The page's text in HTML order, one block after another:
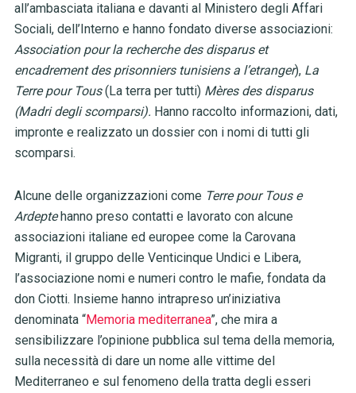
all’ambasciata italiana e davanti al Ministero degli Affari
Sociali, dell’Interno e hanno fondato diverse associazioni:
Association pour la recherche des disparus et
encadrement des prisonniers tunisiens a l’etranger), La
Terre pour Tous(La terra per tutti) Mères des disparus
(Madri degli scomparsi). Hanno raccolto informazioni, dati,
impronte e realizzato un dossier con i nomi di tutti gli
scomparsi.
Alcune delle organizzazioni come Terre pour Tous e
Ardeptehanno preso contatti e lavorato con alcune
associazioni italiane ed europee come la Carovana
Migranti, il gruppo delle Venticinque Undici e Libera,
l’associazione nomi e numeri contro le mafie, fondata da
don Ciotti. Insieme hanno intrapreso un’iniziativa
denominata “Memoria mediterranea”, che mira a
sensibilizzare l’opinione pubblica sul tema della memoria,
sulla necessità di dare un nome alle vittime del
Mediterraneo e sul fenomeno della tratta degli esseri